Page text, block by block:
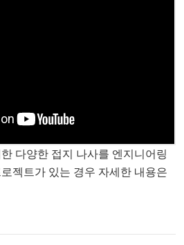
다양한 접지 나사를 엔지니어링
젝트가 있는 경우 자세한 내용은